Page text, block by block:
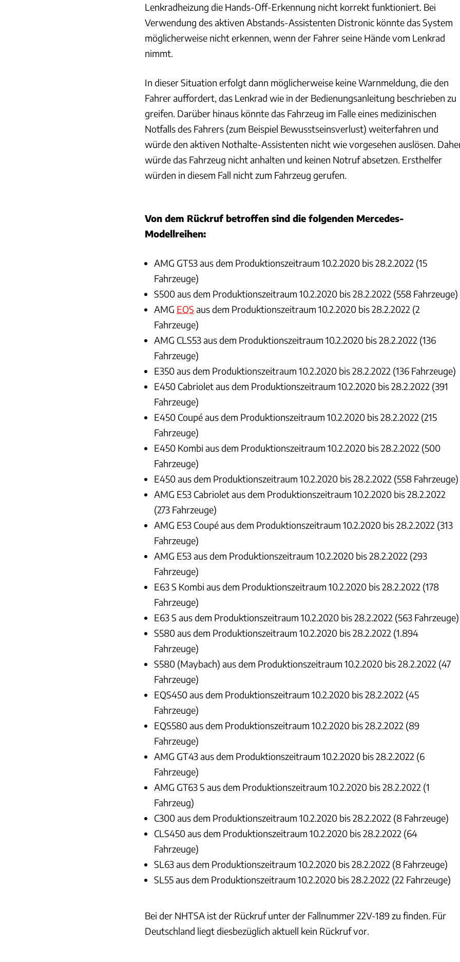
Lenkradheizung die Hands-Off-Erkennung nicht korrekt funktioniert. Bei
Verwendung des aktiven Abstands-Assistenten Distronic könnte das System
möglicherweise nicht erkennen, wenn der Fahrer seine Hände vom Lenkrad
nimmt.
In dieser Situation erfolgt dann möglicherweise keine Warnmeldung, die den
Fahrer auffordert, das Lenkrad wie in der Bedienungsanleitung beschrieben zu
greifen. Darüber hinaus könnte das Fahrzeug im Falle eines medizinischen
Notfalls des Fahrers (zum Beispiel Bewusstseinsverlust) weiterfahren und
würde den aktiven Nothalte-Assistenten nicht wie vorgesehen auslösen.
würde das Fahrzeug nicht anhalten und keinen Notruf absetzen. Ersthelfer
würden in diesem Fall nicht zum Fahrzeug gerufen.
Von dem Rückruf betroffen sind die folgenden Mercedes-
Modellreihen:
AMG GT53 aus dem Produktionszeitraum 10.2.2020 bis 28.2.2022 (15
Fahrzeuge)
S500 aus dem Produktionszeitraum 10.2.2020 bis 28.2.2022 (558 Fahrzeuge)
AMG EQS aus dem Produktionszeitraum 10.2.2020 bis 28.2.2022 (2
Fahrzeuge)
AMG CLS53 aus dem Produktionszeitraum 10.2.2020 bis 28.2.2022 (136
Fahrzeuge)
E350 aus dem Produktionszeitraum 10.2.2020 bis 28.2.2022 (136 Fahrzeuge)
E450 Cabriolet aus dem Produktionszeitraum 10.2.2020 bis 28.2.2022 (391
Fahrzeuge)
E450 Coupé aus dem Produktionszeitraum 10.2.2020 bis 28.2.2022 (215
Fahrzeuge)
E450 Kombi aus dem Produktionszeitraum 10.2.2020 bis 28.2.2022 (500
Fahrzeuge)
E450 aus dem Produktionszeitraum 10.2.2020 bis 28.2.2022 (558 Fahrzeuge)
AMG E53 Cabriolet aus dem Produktionszeitraum 10.2.2020 bis 28.2.2022
(273 Fahrzeuge)
AMG E53 Coupé aus dem Produktionszeitraum 10.2.2020 bis 28.2.2022 (313
Fahrzeuge)
AMG E53 aus dem Produktionszeitraum 10.2.2020 bis 28.2.2022 (293
Fahrzeuge)
E63 S Kombi aus dem Produktionszeitraum 10.2.2020 bis 28.2.2022 (178
Fahrzeuge)
E63 S aus dem Produktionszeitraum 10.2.2020 bis 28.2.2022 (563 Fahrzeuge)
S580 aus dem Produktionszeitraum 10.2.2020 bis 28.2.2022 (1.894
Fahrzeuge)
S580 (Maybach) aus dem Produktionszeitraum 10.2.2020 bis 28.2.2022 (47
Fahrzeuge)
EQS450 aus dem Produktionszeitraum 10.2.2020 bis 28.2.2022 (45
Fahrzeuge)
EQS580 aus dem Produktionszeitraum 10.2.2020 bis 28.2.2022 (89
Fahrzeuge)
AMG GT43 aus dem Produktionszeitraum 10.2.2020 bis 28.2.2022 (6
Fahrzeuge)
AMG GT63 S aus dem Produktionszeitraum 10.2.2020 bis 28.2.2022 (1
Fahrzeug)
C300 aus dem Produktionszeitraum 10.2.2020 bis 28.2.2022 (8 Fahrzeuge)
CLS450 aus dem Produktionszeitraum 10.2.2020 bis 28.2.2022 (64
Fahrzeuge)
SL63 aus dem Produktionszeitraum 10.2.2020 bis 28.2.2022 (8 Fahrzeuge)
SL55 aus dem Produktionszeitraum 10.2.2020 bis 28.2.2022 (22 Fahrzeuge)
Bei der NHTSA ist der Rückruf unter der Fallnummer 22V-189 zu finden. Für
Deutschland liegt diesbezüglich aktuell kein Rückruf vor.